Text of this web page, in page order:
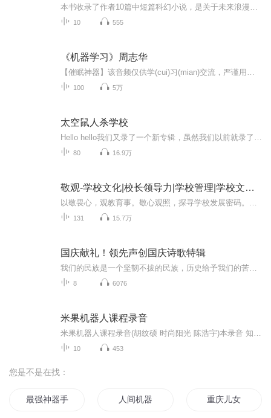
10 555
《机器学习》周志华
100 5万
太空鼠人杀学校
80 16.9万
敬观-学校文化|校长领导力|学校管理|学校文化设计
131 15.7万
国庆献礼！领先声创国庆诗歌特辑
8 6076
米果机器人课程录音
10 453
您是不是在找：
最强神器手机 人间机器 重庆儿女